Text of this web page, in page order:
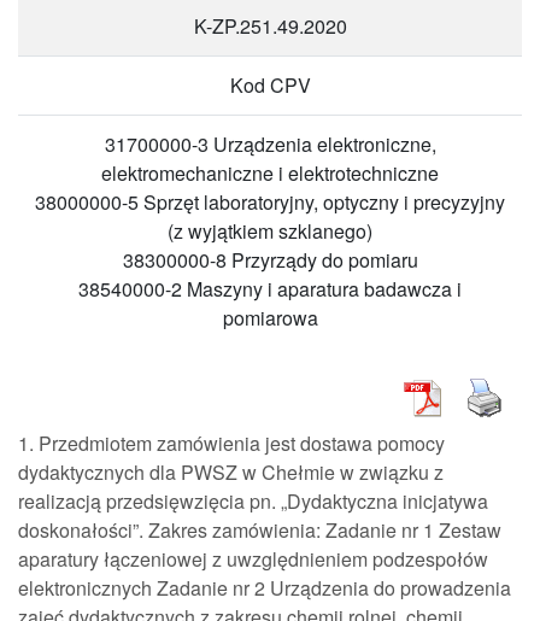
K-ZP.251.49.2020
Kod CPV
31700000-3 Urządzenia elektroniczne,
elektromechaniczne i elektrotechniczne
38000000-5 Sprzęt laboratoryjny, optyczny i precyzyjny
(z wyjątkiem szklanego)
38300000-8 Przyrządy do pomiaru
38540000-2 Maszyny i aparatura badawcza i
pomiarowa
1. Przedmiotem zamówienia jest dostawa pomocy
dydaktycznych dla PWSZ w Chełmie w związku z
realizacją przedsięwzięcia pn. „Dydaktyczna inicjatywa
doskonałości”. Zakres zamówienia: Zadanie nr 1 Zestaw
aparatury łączeniowej z uwzględnieniem podzespołów
elektronicznych Zadanie nr 2 Urządzenia do prowadzenia